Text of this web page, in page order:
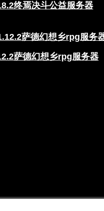
终焉决斗公益服务器
萨德幻想乡rpg服务器